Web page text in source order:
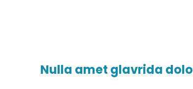
Nulla amet glavrida